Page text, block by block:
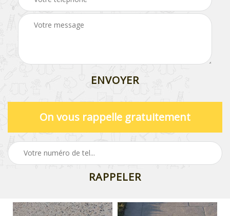
On vous rappelle gratuitement